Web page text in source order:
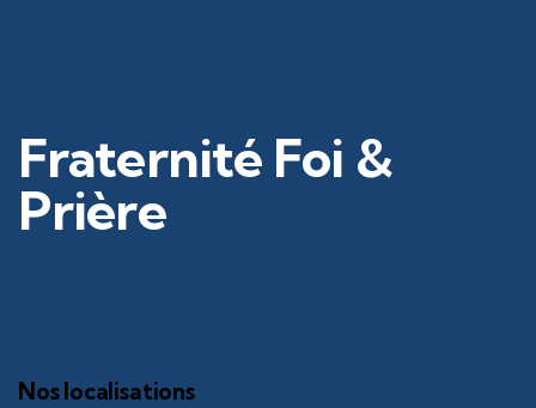
Fraternité Foi &
Prière
Nos localisations